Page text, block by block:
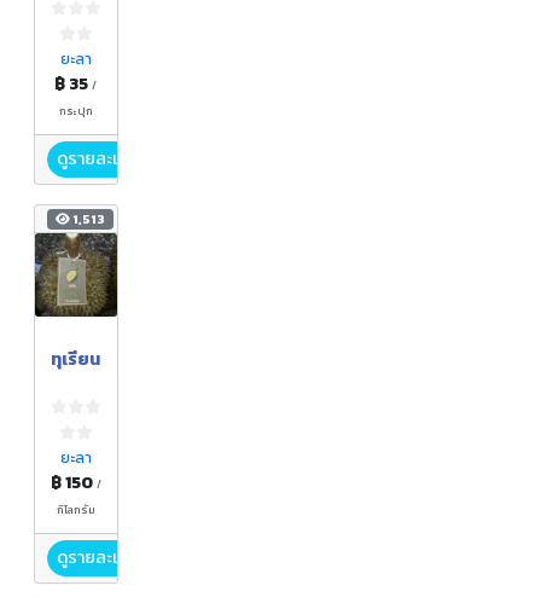
ยะลา
฿ 35/
กระปุก
ดูรายละเอียด
1,513
ทุเรียน
ยะลา
฿ 150 /
กิโลกรัม
ดูรายละเอียด